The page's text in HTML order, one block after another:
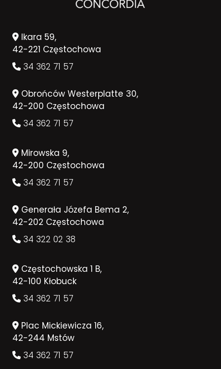
Ikara 59,
42-221 Częstochowa
34 362 71 57
Obrońców Westerplatte 30,
42-200 Częstochowa
34 362 71 57
Mirowska 9,
42-200 Częstochowa
34 362 71 57
Generała Józefa Bema 2,
42-202 Częstochowa
34 322 02 38
Częstochowska 1 B,
42-100 Kłobuck
34 362 71 57
Plac Mickiewicza 16,
42-244 Mstów
34 362 71 57